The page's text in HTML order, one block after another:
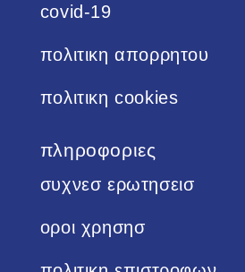
covid-19
πολιτικη απορρητου
πολιτικη cookies
πληροφοριες
συχνεσ ερωτησεισ
οροι χρησησ